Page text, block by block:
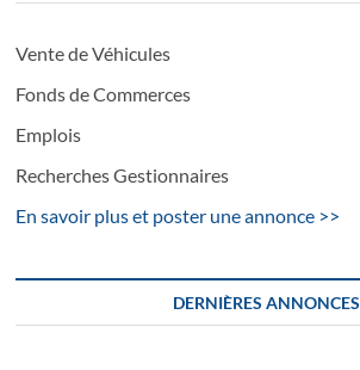
Vente de Véhicules
Fonds de Commerces
Emplois
Recherches Gestionnaires
En savoir plus et poster une annonce >>
DERNIÈRES ANNONCES